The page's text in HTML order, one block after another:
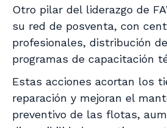
Otro pilar del liderazgo de
su red de posventa, con
profesionales, distribución
programas de capacitación
Estas acciones acortan los
reparación y mejoran el
preventivo de las flotas,